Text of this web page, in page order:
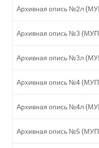
Архивная опись №2л
Архивная опись №3
Архивная опись №3л
Архивная опись №4
Архивная опись №4л
Архивная опись №5